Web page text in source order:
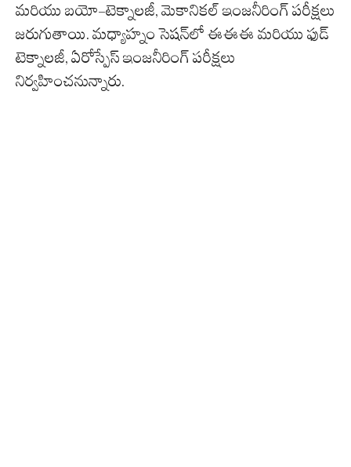
మరియు బయో-టెక్నాలజీ, మెకానికల్ ఇంజనీరింగ్ పరీక్షలు
జరుగుతాయి. మధ్యాహ్నం సెషన్‌లో ఈఈఈ మరియు ఫుడ్
టెక్నాలజీ, ఏరోస్పేస్ ఇంజనీరింగ్ పరీక్షలు
నిర్వహించనున్నారు.